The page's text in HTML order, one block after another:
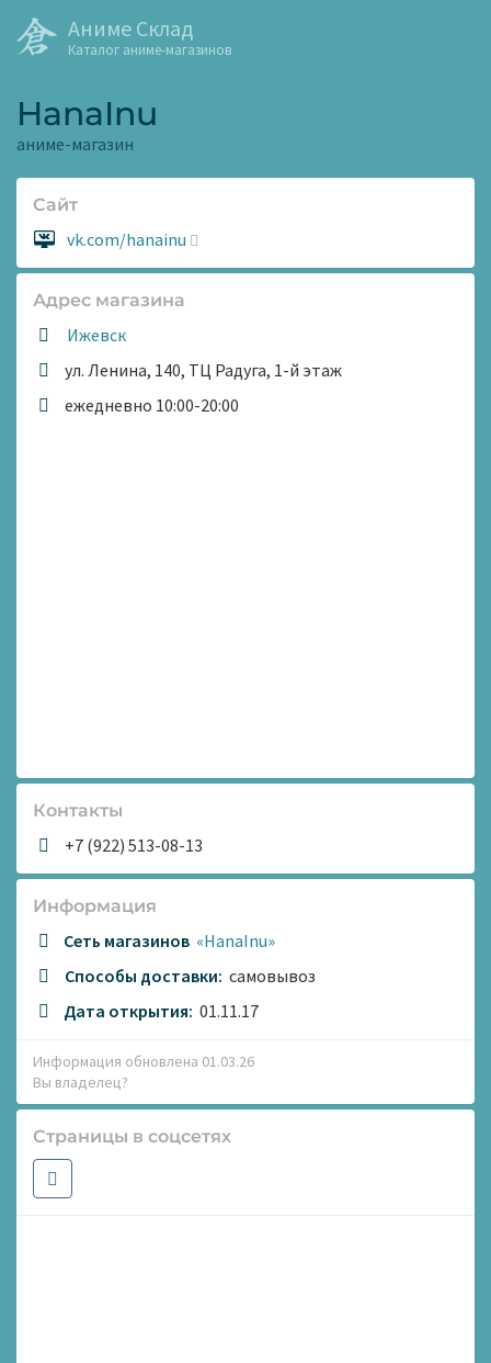
Аниме Склад
Каталог аниме-магазинов
HanaInu
аниме-магазин
Сайт
Сайт:
vk.com/hanainu
Адрес магазина
Ижевск
ул. Ленина, 140, ТЦ Радуга, 1-й этаж
Времяежедневно 10:00-20:00
Контакты
+7 (922) 513-08-13
Информация
Сеть магазинов «HanaInu»
Способы доставки: самовывоз
Дата открытия: 01.11.17
Информация обновлена 01.03.26
Вы владелец?
Страницы в соцсетях